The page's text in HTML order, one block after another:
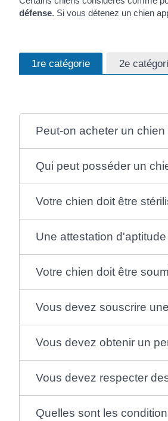
défense. Si vous détenez un chien
1re catégorie 2e
Peut-on acheter un
Qui peut posséder un
Votre chien doit être
Une attestation
Votre chien doit être
Vous devez souscrire
Vous devez obtenir un
Vous devez respecter
Quelles sont les